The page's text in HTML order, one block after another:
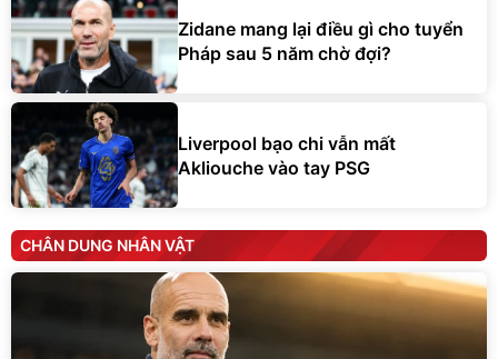
Zidane mang lại điều gì cho tuyển
Pháp sau 5 năm chờ đợi?
Liverpool bạo chi vẫn mất
Akliouche vào tay PSG
CHÂN DUNG NHÂN VẬT